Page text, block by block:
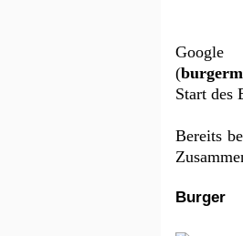
(
Start des
Bereits
Burger